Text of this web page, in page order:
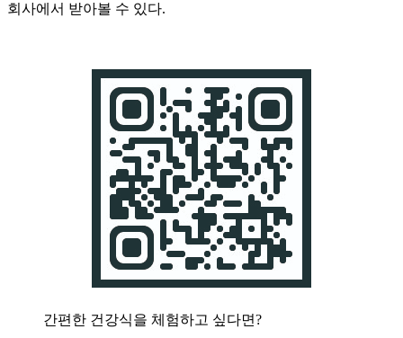
회사에서 받아볼 수 있다.
간편한 건강식을 체험하고 싶다면?